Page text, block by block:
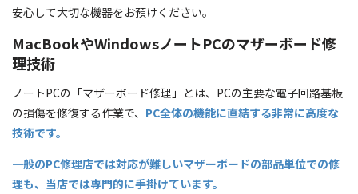
安心して大切な機器をお預けください。
MacBookやWindowsノートPCのマザーボード修
理技術
ノートPCの「マザーボード修理」とは、PCの主要な電子回路基板
の損傷を修復する作業で、 PC全体の機能に直結する非常に高度な
技術です。
一般のPC修理店では対応が難しいマザーボードの部品単位での修
理も、当店では専門的に手掛けています。